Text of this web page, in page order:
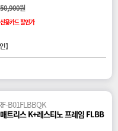
50,900원
신용카드 할인가
】
B01FLBBQK
트리스 K+레스티노 프레임 FLBB